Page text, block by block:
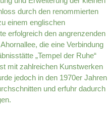
durch den renommierten
einem englischen
erfolgreich den angrenzenden
die eine Verbindung
„Tempel der Ruhe“
mit zahlreichen Kunstwerken
jedoch in den 1970er Jahren
und erfuhr dadurch